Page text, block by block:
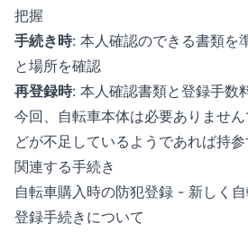
把握
手続き時: 本人確認のできる書類を
と場所を確認
再登録時: 本人確認書類と登録手数
今回、自転車本体は必要ありませ
どが不足しているようであれば持参
関連する手続き
自転車購入時の防犯登録 - 新しく
登録手続きについて